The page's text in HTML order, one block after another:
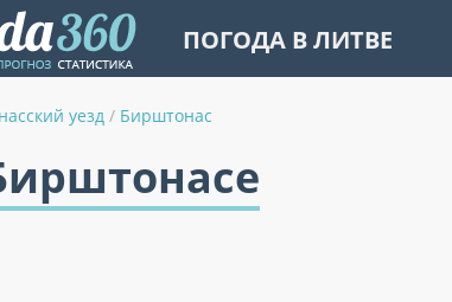
ПОГОДА В ЛИТВЕ
уезд / Бирштонас